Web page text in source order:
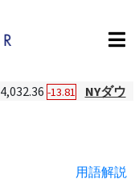
4,032.36 -13.81 NYダウ
用語解説